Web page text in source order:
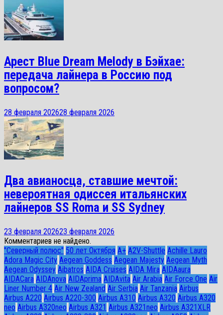
Арест Blue Dream Melody в Бэйхае:
передача лайнера в Россию под
вопросом?
28 февраля 202628 февраля 2026
Два авианосца, ставшие мечтой:
невероятная одиссея итальянских
лайнеров SS Roma и SS Sydney
23 февраля 202623 февраля 2026
Комментариев не найдено.
"Северный полюс" 50 лет Октября A+ A2V-Shuttle Achille Lauro
Adora Magic City Aegean Goddess Aegean Majesty Aegean Myth
Aegean Odyssey Aibatros AIDA Cruises AIDA Mira AIDAaura
AIDACara AIDAnova AIDAprima AIDAvita Air Arabia Air Force One Air
Liner Number 4 Air New Zealand Air Serbia Air Tanzania Airbus
Airbus A220 Airbus A220-300 Airbus A310 Airbus A320 Airbus A320
neo Airbus A320neo Airbus A321 Airbus A321neo Airbus A321XLR